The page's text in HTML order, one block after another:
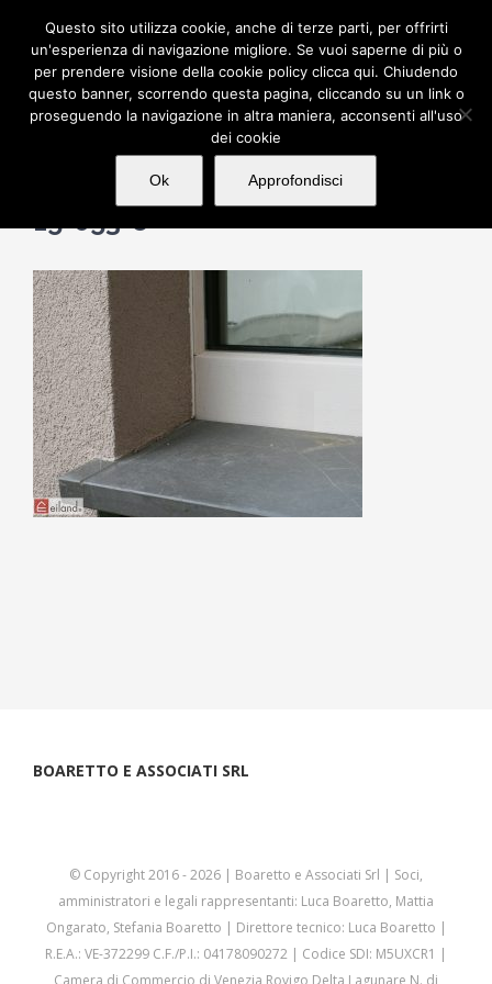
contenuto
15-053-8
BOARETTO E ASSOCIATI SRL
© Copyright 2016 -2026 | Boaretto e Associati Srl | Soci,
amministratori e legali rappresentanti: Luca Boaretto, Mattia
Ongarato, Stefania Boaretto | Direttore tecnico: Luca Boaretto |
R.E.A.: VE-372299 C.F./P.I.: 04178090272 | Codice SDI: M5UXCR1 |
Camera di Commercio di Venezia Rovigo Delta Lagunare N. di
Questo sito utilizza cookie, anche di terze parti, per offrirti
un'esperienza di navigazione migliore. Se vuoi saperne di più o
per prendere visione della cookie policy clicca qui. Chiudendo
questo banner, scorrendo questa pagina, cliccando su un link o
proseguendo la navigazione in altra maniera, acconsenti all'uso
dei cookie
Ok Approfondisci